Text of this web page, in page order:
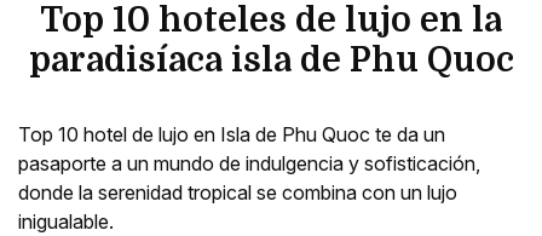
Top 10 hoteles de lujo en la
paradisíaca isla de Phu Quoc
Top 10 hotel de lujo en Isla de Phu Quoc te da un
pasaporte a un mundo de indulgencia y sofisticación,
donde la serenidad tropical se combina con un lujo
inigualable.